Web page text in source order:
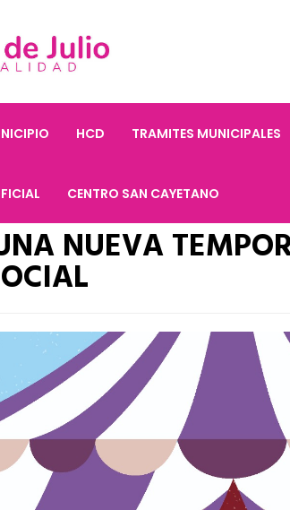
HCD TRAMITES MUNICIPALES
CENTRO SAN CAYETANO
NUEVA